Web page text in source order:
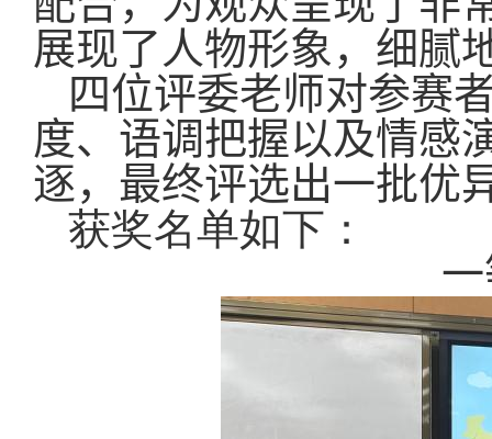
展现了人物形象，细腻
四位评委老师对参赛
度、 语调把握以及情感
逐，最终评选出一批优
获奖名单如下：